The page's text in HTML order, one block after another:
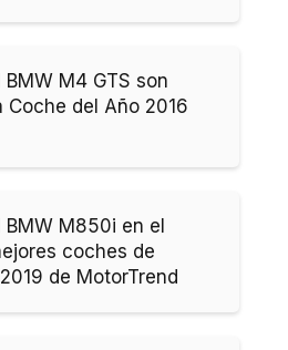
BMW M4 GTS son
Coche del Año 2016
BMW M850i en el
coches de
de MotorTrend